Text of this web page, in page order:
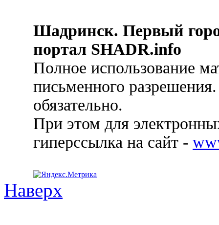
Шадринск. Первый
портал SHADR.info
Полное использование
письменного
обязательно.
При этом для
гиперссылка на сайт -
Наверх